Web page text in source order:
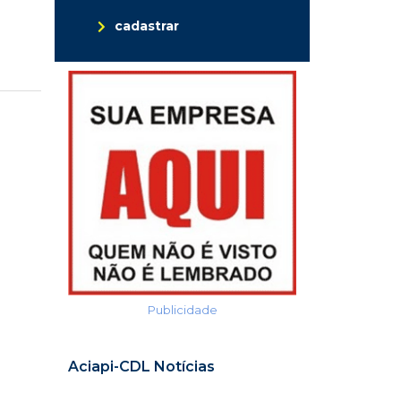
cadastrar
Publicidade
Aciapi-CDL Notícias